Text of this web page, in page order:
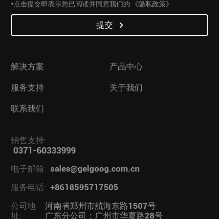
*点击提交即表示您已阅读并同意我们的 《隐私政策》
提交
解决方案 产品中心
服务支持 关于我们
联系我们
销售支持:
0371-60333999
电子邮箱: sales@gelgoog.com.cn
服务电话: +8618595717505
公司地
址:
河南省郑州市航海东路1507号
广东分公司：广州市华夏路28号